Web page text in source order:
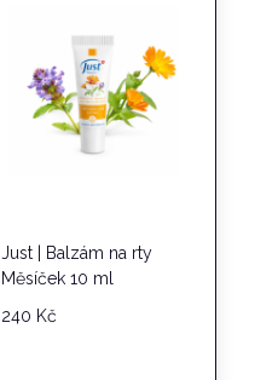
Just | Balzám na rty
Měsíček 10 ml
240 Kč